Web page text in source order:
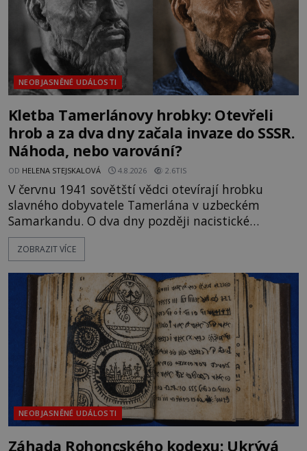
NEOBJASNĚNÉ UDÁLOSTI
Kletba Tamerlánovy hrobky: Otevřeli
hrob a za dva dny začala invaze do SSSR.
Náhoda, nebo varování?
OD HELENA STEJSKALOVÁ 4.8.2026 2.6TIS
V červnu 1941 sovětští vědci otevírají hrobku
slavného dobyvatele Tamerlána v uzbeckém
Samarkandu. O dva dny později nacistické
Německo zahajuje operaci Barbarossa a napadá
Sovětský svaz. Shoda dat je natolik zarážející, že se
na legendě něco pravdy, nebo jde jen o fascinující
souhru okolností? Když antropolog Michail
Gerasimov (1907-1970) a
ZOBRAZIT VÍCE
NEOBJASNĚNÉ UDÁLOSTI
Záhada Rohoncského kodexu: Ukrývá